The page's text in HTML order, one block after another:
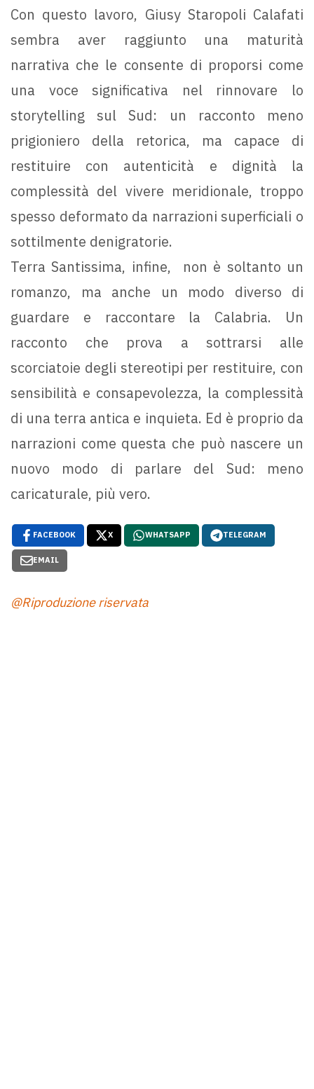
Con questo lavoro, Giusy Staropoli Calafati
sembra aver raggiunto una maturità
narrativa che le consente di proporsi come
una voce significativa nel rinnovare lo
storytelling sul Sud: un racconto meno
prigioniero della retorica, ma capace di
restituire con autenticità e dignità la
complessità del vivere meridionale, troppo
spesso deformato da narrazioni superficiali o
sottilmente denigratorie.
Terra Santissima, infine, non è soltanto un
romanzo, ma anche un modo diverso di
guardare e raccontare la Calabria. Un
racconto che prova a sottrarsi alle
scorciatoie degli stereotipi per restituire, con
sensibilità e consapevolezza, la complessità
di una terra antica e inquieta. Ed è proprio da
narrazioni come questa che può nascere un
nuovo modo di parlare del Sud: meno
caricaturale, più vero.
FACEBOOK X WHATSAPP TELEGRAM
EMAIL
@Riproduzione riservata